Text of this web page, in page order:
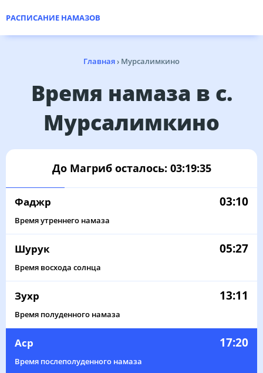
РАСПИСАНИЕ НАМАЗОВ
Главная› Мурсалимкино
Время намаза в с.
Мурсалимкино
До Магриб осталось: 03:19:35
Фаджр 03:10
Время утреннего намаза
Шурук 05:27
Время восхода солнца
Зухр 13:11
Время полуденного намаза
Аср 17:20
Время послеполуденного намаза